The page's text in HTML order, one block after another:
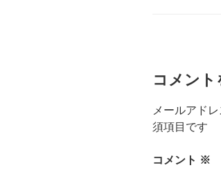
コメント
メールアド
須項目です
コメント ※